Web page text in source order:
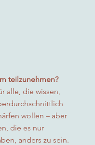
teilzunehmen?
alle, die wissen,
wollen – aber
die es nur
anders zu sein.